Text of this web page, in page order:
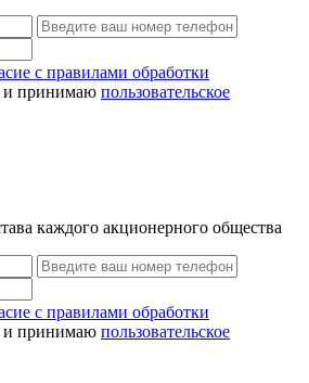
с правилами обработки
и принимаю пользовательское
каждого акционерного общества
с правилами обработки
и принимаю пользовательское